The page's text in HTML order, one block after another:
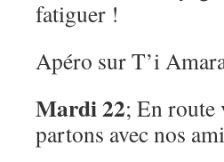
fatiguer !
Apéro sur T’i
Mardi 22; En route
partons avec nos